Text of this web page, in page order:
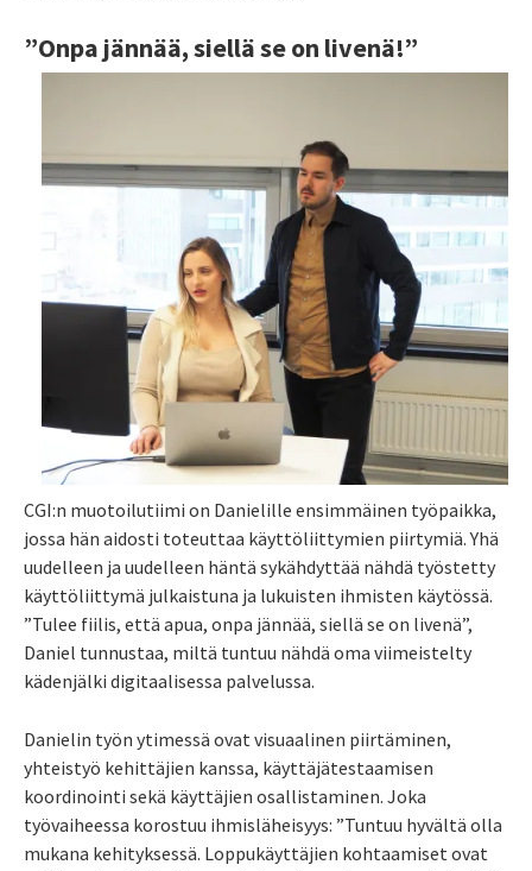
”Onpa jännää, siellä se on livenä!”
CGI:n muotoilutiimi on Danielille ensimmäinen työpaikka,
jossa hän aidosti toteuttaa käyttöliittymien piirtymiä. Yhä
uudelleen ja uudelleen häntä sykähdyttää nähdä työstetty
käyttöliittymä julkaistuna ja lukuisten ihmisten käytössä.
”Tulee fiilis, että apua, onpa jännää, siellä se on livenä”,
Daniel tunnustaa, miltä tuntuu nähdä oma viimeistelty
kädenjälki digitaalisessa palvelussa.
Danielin työn ytimessä ovat visuaalinen piirtäminen,
yhteistyö kehittäjien kanssa, käyttäjätestaamisen
koordinointi sekä käyttäjien osallistaminen. Joka
työvaiheessa korostuu ihmisläheisyys: ”Tuntuu hyvältä olla
mukana kehityksessä. Loppukäyttäjien kohtaamiset ovat